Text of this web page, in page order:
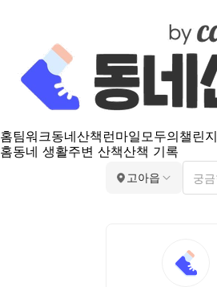
홈팀워크동네산책 런마일모두의챌린지
홈동네 생활주변 산책산책 기록
고아읍